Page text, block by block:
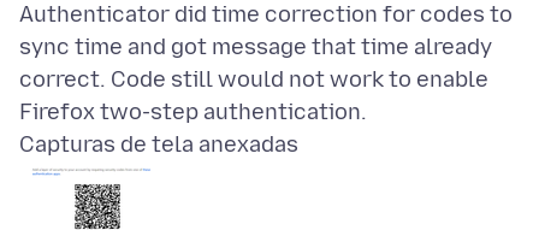
Authenticator did time correction for codes to
sync time and got message that time already
correct. Code still would not work to enable
Capturas de tela anexadas